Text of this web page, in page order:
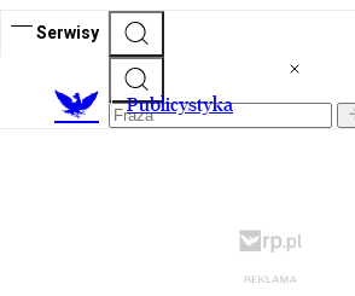
Serwisy
Publicystyka